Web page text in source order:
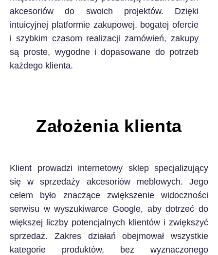
akcesoriów do swoich projektów. Dzięki
intuicyjnej platformie zakupowej, bogatej ofercie
i szybkim czasom realizacji zamówień, zakupy
są proste, wygodne i dopasowane do potrzeb
każdego klienta.
Założenia klienta
Klient prowadzi internetowy sklep specjalizujący
się w sprzedaży akcesoriów meblowych. Jego
celem było znaczące zwiększenie widoczności
serwisu w wyszukiwarce Google, aby dotrzeć do
większej liczby potencjalnych klientów i zwiększyć
sprzedaż. Zakres działań obejmował wszystkie
kategorie produktów, bez wyznaczonego